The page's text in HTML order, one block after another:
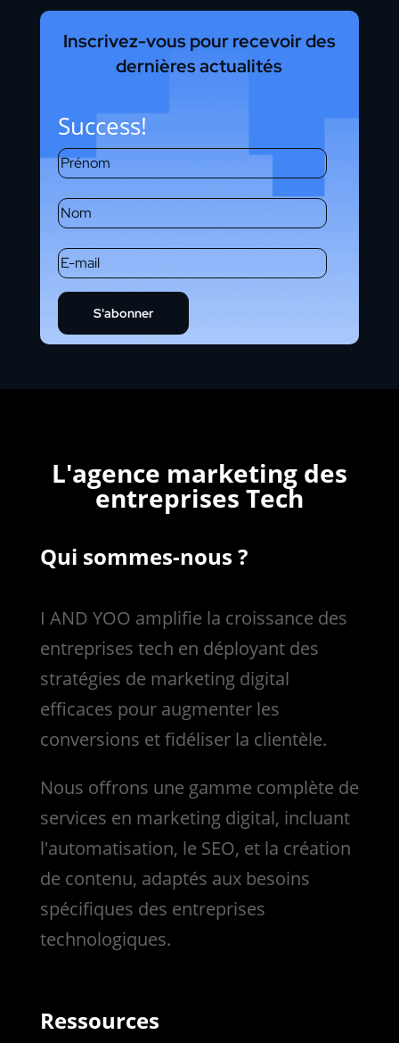
Inscrivez-vous pour recevoir des
dernières actualités
Success!
S'abonner
L'agence marketing des
entreprises Tech
Qui sommes-nous ?
I AND YOO amplifie la croissance des
entreprises tech en déployant des
stratégies de marketing digital
efficaces pour augmenter les
conversions et fidéliser la clientèle.
Nous offrons une gamme complète de
services en marketing digital, incluant
l'automatisation, le SEO, et la création
de contenu, adaptés aux besoins
spécifiques des entreprises
technologiques.
Ressources